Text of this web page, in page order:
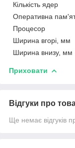
Кількість ядер
Оперативна
Процесор
Ширина вгорі, мм
Ширина внизу, мм
Приховати
Відгуки про
Ще немає відгуків